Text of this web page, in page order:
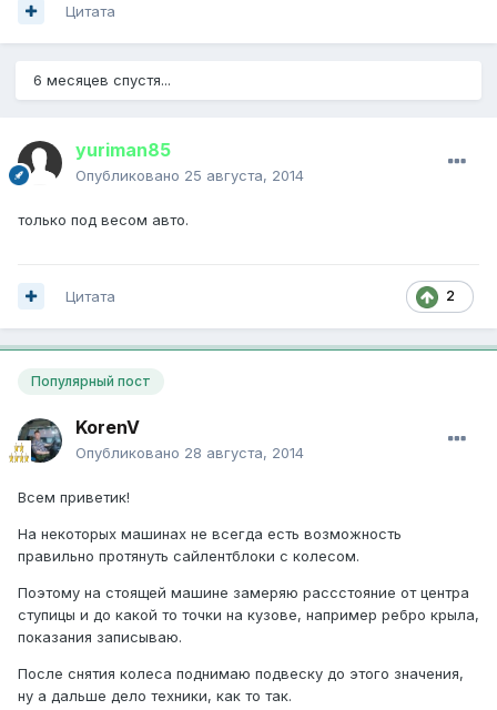
Цитата
6 месяцев спустя...
yuriman85
Опубликовано 25 августа, 2014
только под весом авто.
2
Цитата
Популярный пост
KorenV
Опубликовано 28 августа, 2014
Всем приветик!
На некоторых машинах не всегда есть возможность
правильно протянуть сайлентблоки с колесом.
Поэтому на стоящей машине замеряю рассстояние от центра
ступицы и до какой то точки на кузове, например ребро крыла,
показания записываю.
После снятия колеса поднимаю подвеску до этого значения,
ну а дальше дело техники, как то так.